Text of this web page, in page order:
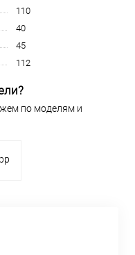
110
40
45
112
по моделям и